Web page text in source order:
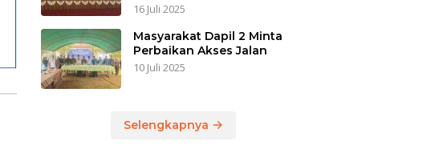
16 Juli 2025
Masyarakat Dapil 2 Minta
Perbaikan Akses Jalan
10 Juli 2025
Selengkapnya